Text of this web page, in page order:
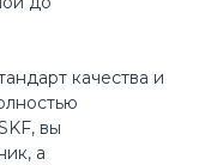
качества и
вы
а